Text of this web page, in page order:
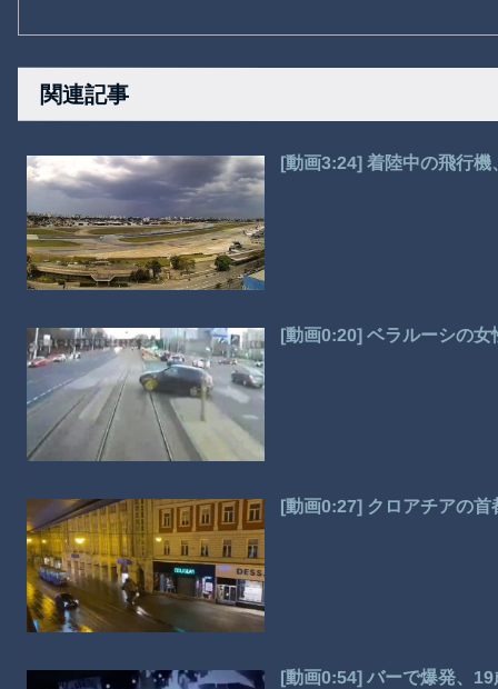
関連記事
[動画3:24] 着陸中の飛行
[動画0:20] ベラルーシの
[動画0:27] クロアチアの
[動画0:54] バーで爆発、